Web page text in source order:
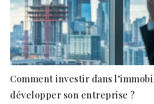
Comment investir dans
développer son entreprise ?